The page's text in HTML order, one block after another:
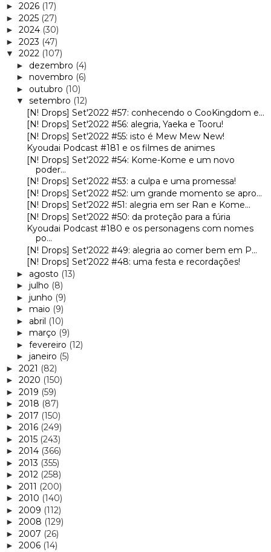
► 2026 (17)
► 2025 (27)
► 2024 (30)
► 2023 (47)
▼ 2022 (107)
► dezembro (4)
► novembro (6)
► outubro (10)
▼ setembro (12)
[N! Drops] Set'2022 #57: conhecendo o CooKingdom e...
[N! Drops] Set'2022 #56: alegria, Yaeka e Tooru!
[N! Drops] Set'2022 #55: isto é Mew Mew New!
Kyoudai Podcast #181 e os filmes de animes
[N! Drops] Set'2022 #54: Kome-Kome e um novo
poder...
[N! Drops] Set'2022 #53: a culpa e uma promessa!
[N! Drops] Set'2022 #52: um grande momento se apro...
[N! Drops] Set'2022 #51: alegria em ser Ran e Kome...
[N! Drops] Set'2022 #50: da proteção para a fúria
Kyoudai Podcast #180 e os personagens com nomes
po...
[N! Drops] Set'2022 #49: alegria ao comer bem em P...
[N! Drops] Set'2022 #48: uma festa e recordações!
► agosto (13)
► julho (8)
► junho (9)
► maio (9)
► abril (10)
► março (9)
► fevereiro (12)
► janeiro (5)
► 2021 (82)
► 2020 (150)
► 2019 (59)
► 2018 (87)
► 2017 (150)
► 2016 (249)
► 2015 (243)
► 2014 (366)
► 2013 (355)
► 2012 (258)
► 2011 (200)
► 2010 (140)
► 2009 (112)
► 2008 (129)
► 2007 (26)
► 2006 (14)